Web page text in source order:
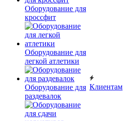
Оборудование для
кроссфит
Оборудование для
легкой атлетики
Оборудование для
раздевалок
Клиентам